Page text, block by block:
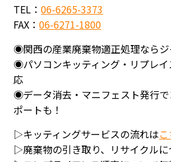
TEL：06-6265-3373
FAX：06-6271-1800
◉関西の産業廃棄物適正処理なら
◉パソコンキッティング・リプレ
応
◉データ消去・マニフェスト発行
ポートも！
▷キッティングサービスの流れは
▷廃棄物の引き取り、リサイクルに